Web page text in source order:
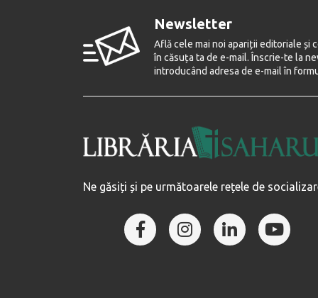
Newsletter
Află cele mai noi apariții editoriale și
în căsuța ta de e-mail. Înscrie-te la
introducând adresa de e-mail în
Ne găsiți și pe următoarele rețele de